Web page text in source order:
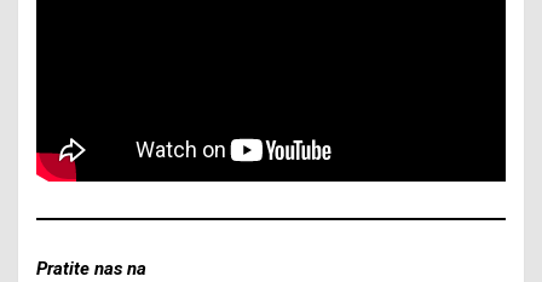
Pratite nas na